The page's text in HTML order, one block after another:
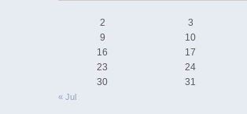
2 3
9
10
16
17
23
24
30
31
« Jul